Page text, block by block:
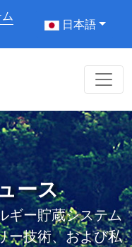
日本語
ース
ギー貯蔵システム
ー技術、および私